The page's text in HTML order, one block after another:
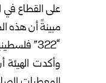
“322” فلسطينياً.
وأكدت الهيئة